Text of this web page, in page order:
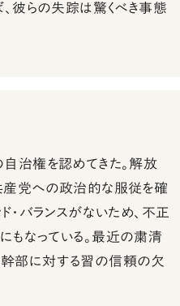
彼らの失踪は驚くべき事態
治権を認めてきた。解放
産党への政治的な服従を確
・バランスがないため、不正
なっている。最近の粛清
部に対する習の信頼の欠